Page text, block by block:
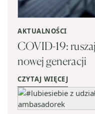
AKTUALNOŚCI
COVID-19:
nowej generacji
CZYTAJ WIĘCEJ